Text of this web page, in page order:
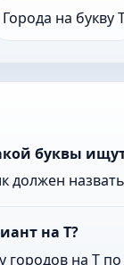
Города на букву
буквы
должен
на Т?
городов на Т